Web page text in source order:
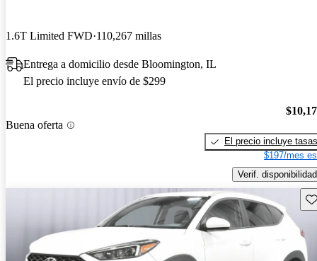
1.6T Limited FWD 110,267 millas
Entrega a domicilio desde Bloomington, IL
El precio incluye envío de $299
Buena oferta
El precio incluye tasas
$197/mes
Verif. disponibilidad